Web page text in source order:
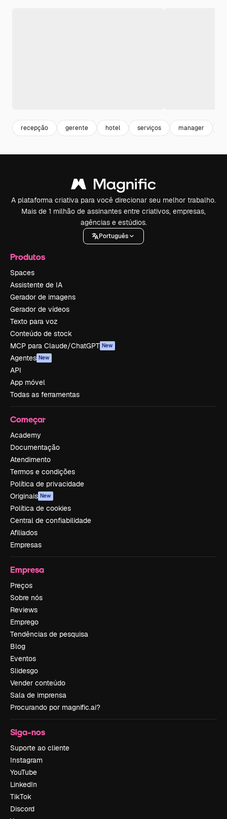
recepção gerente hotel serviços manager
A plataforma criativa para você direcionar seu melhor trabalho.
Mais de 1 milhão de assinantes entre criativos, empresas,
agências e estúdios.
Português
Produtos
Spaces
Assistente de IA
Gerador de imagens
Gerador de vídeos
Texto para voz
Conteúdo de stock
MCP para Claude/ChatGPT New
Agentes New
API
App móvel
Todas as ferramentas
Começar
Academy
Documentação
Atendimento
Termos e condições
Política de privacidade
Originais New
Política de cookies
Central de confiabilidade
Afiliados
Empresas
Empresa
Preços
Sobre nós
Reviews
Emprego
Tendências de pesquisa
Blog
Eventos
Slidesgo
Vender conteúdo
Sala de imprensa
Procurando por magnific.ai?
Siga-nos
Suporte ao cliente
Instagram
YouTube
LinkedIn
TikTok
Discord